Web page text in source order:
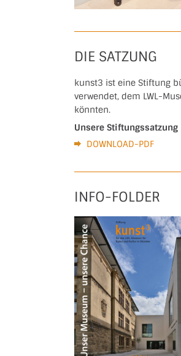
DIE SATZUNG
kunst3 ist eine Stiftung
verwendet, dem LWL-
könnten.
Unsere Stiftungssatzung
DOWNLOAD-PDF
INFO-FOLDER